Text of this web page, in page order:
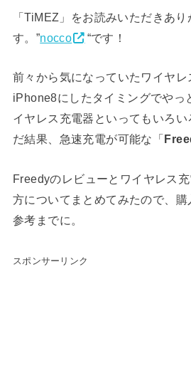
「TiMEZ」をお読みいただきあり
す。”nocco “です！
前々から気になっていたワイヤレ
iPhone8にしたタイミングでやっ
イヤレス充電器といってもいろ
だ結果、急速充電が可能な「
Freedyのレビューとワイヤレス
方についてまとめてみたので、
参考までに。
スポンサーリンク